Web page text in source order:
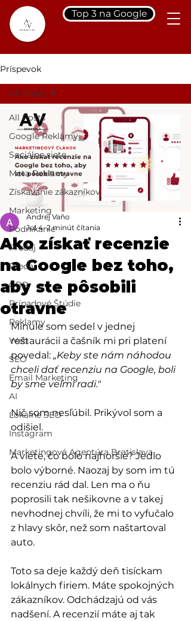
Top 3 na Google
Príspevok
All Posts
Google Reklamy
Sociálne siete
Meta Reklamy
Získavanie zákazníkov
Marketing
Podnikanie
Predaj
Predaj
GBP
Prípadové Štúdie
Reklamy
Web
SEO
Email Marketing
AI
Lokálne SEO
Instagram
Marketingová Agentúra Bratislava
All Posts
Ako získať recenzie
na Google bez toho,
aby ste pôsobili
otravne
Andrej Vaňo
Jul 4 2 minút čítania
Minule som sedel v jednej
reštaurácii a čašník mi pri platení
povedal: „Keby ste nám náhodou
chceli dať recenziu na Google, boli
by sme veľmi radi."
Nič som nesľúbil. Prikývol som a
odišiel.
A viete, čo bolo najhoršie? Jedlo
bolo výborné. Naozaj by som im tú
recenziu rád dal. Len ma o ňu
poprosili tak nešikovne a v takej
nevhodnej chvíli, že mi to vyfučalo
z hlavy skôr, než som naštartoval
auto.
Toto sa deje každý deň tisíckam
lokálnych firiem. Máte spokojných
zákazníkov. Odchádzajú od vás
nadšení. A recenzií máte aj tak